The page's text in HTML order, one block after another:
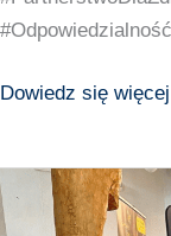
Dowiedz się
Klub
Pacjenta